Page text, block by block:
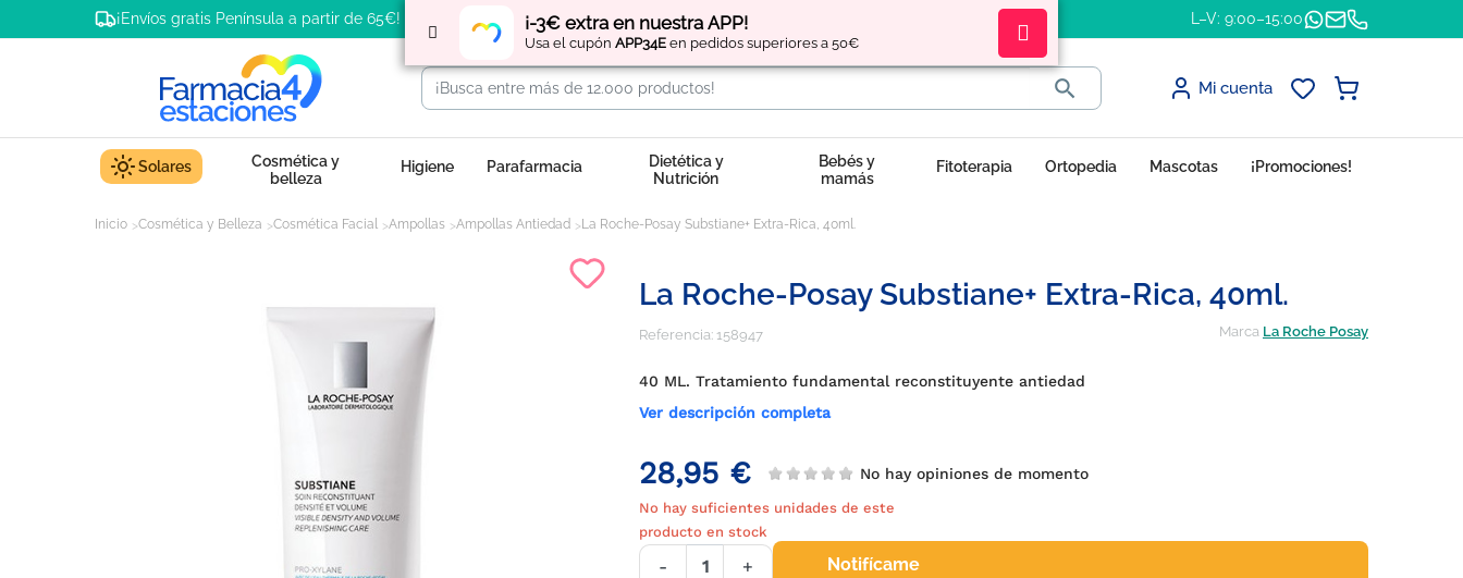
¡-3€ extra en nuestra APP!
Usa el cupón APP34E en pedidos superiores a 50€
¡Envíos gratis Península a partir de 65€! Regístratey obtén L–V: 9:00–15:00
 Mi cuenta
Solares
Cosmética y
belleza
Higiene Parafarmacia
Dietética y
Nutrición
Bebés y
mamás
Fitoterapia Ortopedia Mascotas ¡Promociones!
Inicio Cosmética y Belleza Cosmética Facial Ampollas Ampollas Antiedad La Roche-Posay Substiane+ Extra-Rica, 40ml.
La Roche-Posay Substiane+ Extra-Rica, 40ml.
Referencia: 158947 Marca La Roche Posay
40 ML. Tratamiento fundamental reconstituyente antiedad
Ver descripción completa
28,95 € No hay opiniones de momento
No hay suficientes unidades de este
producto en stock
- + Notifícame